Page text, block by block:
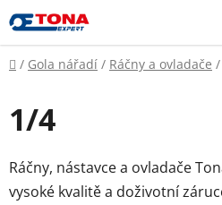
Přejít
na
obsah
Domů
/ Gola nářadí / Ráčny a ovladače /
1/4
Ráčny, nástavce a ovladače
vysoké kvalitě a doživotní